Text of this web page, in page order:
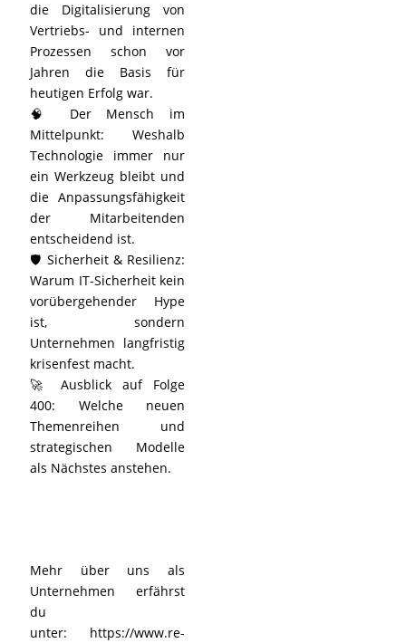
die Digitalisierung von
Vertriebs- und internen
Prozessen schon vor
Jahren die Basis für
heutigen Erfolg war.
🧠 Der Mensch im
Mittelpunkt: Weshalb
Technologie immer nur
ein Werkzeug bleibt und
die Anpassungsfähigkeit
der Mitarbeitenden
entscheidend ist.
🛡️ Sicherheit & Resilienz:
Warum IT-Sicherheit kein
vorübergehender Hype
ist, sondern
Unternehmen langfristig
krisenfest macht.
🚀 Ausblick auf Folge
400: Welche neuen
Themenreihen und
strategischen Modelle
als Nächstes anstehen.
Mehr über uns als
Unternehmen erfährst
du
unter: https://www.re-